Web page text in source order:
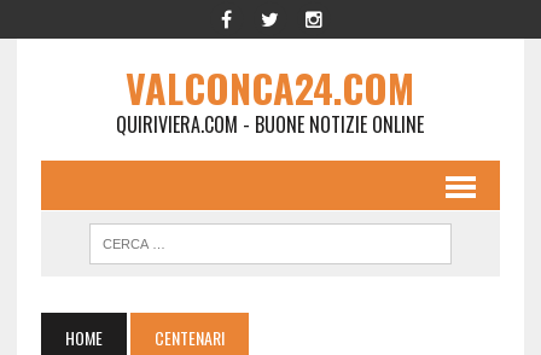
VALCONCA24.COM
QUIRIVIERA.COM - BUONE NOTIZIE ONLINE
HOME CENTENARI